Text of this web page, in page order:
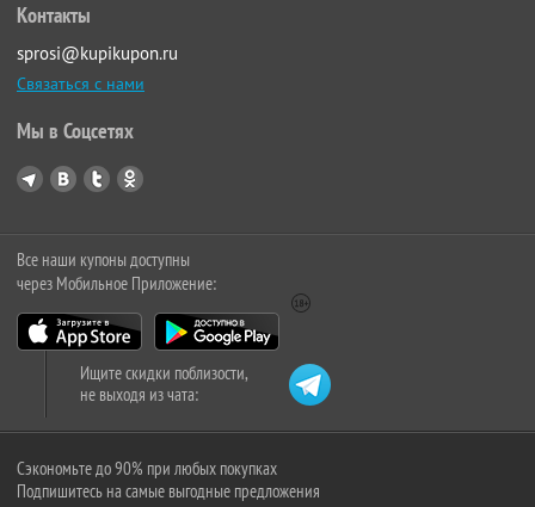
Контакты
sprosi@kupikupon.ru
Связаться с нами
Мы в Соцсетях
Все наши купоны доступны
через Мобильное Приложение:
Ищите скидки поблизости,
не выходя из чата:
Сэкономьте до 90% при любых покупках
Подпишитесь на самые выгодные предложения